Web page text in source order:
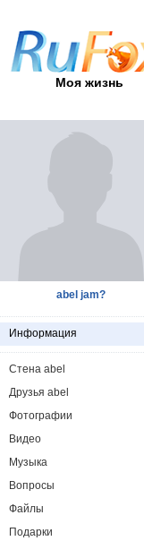
Моя жизнь
abel jam?
Информация
Стена abel
Друзья abel
Фотографии
Видео
Музыка
Вопросы
Файлы
Подарки